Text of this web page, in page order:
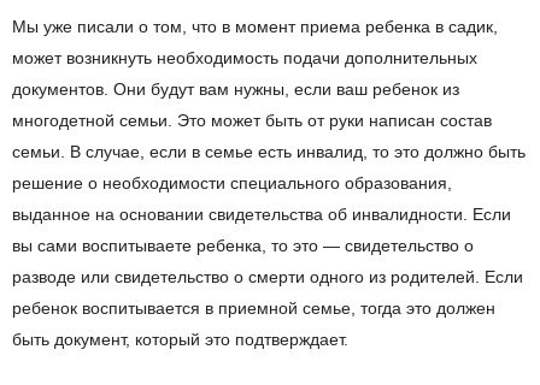
Мы уже писали о том, что в момент приема ребенка в садик,
может возникнуть необходимость подачи дополнительных
документов. Они будут вам нужны, если ваш ребенок из
многодетной семьи. Это может быть от руки написан состав
семьи. В случае, если в семье есть инвалид, то это должно быть
решение о необходимости специального образования,
выданное на основании свидетельства об инвалидности. Если
вы сами воспитываете ребенка, то это — свидетельство о
разводе или свидетельство о смерти одного из родителей. Если
ребенок воспитывается в приемной семье, тогда это должен
быть документ, который это подтверждает.